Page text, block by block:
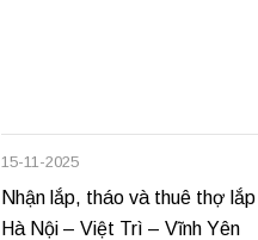
15-11-2025
Nhận lắp, tháo và thuê thợ
Hà Nội – Việt Trì – Vĩnh Yên